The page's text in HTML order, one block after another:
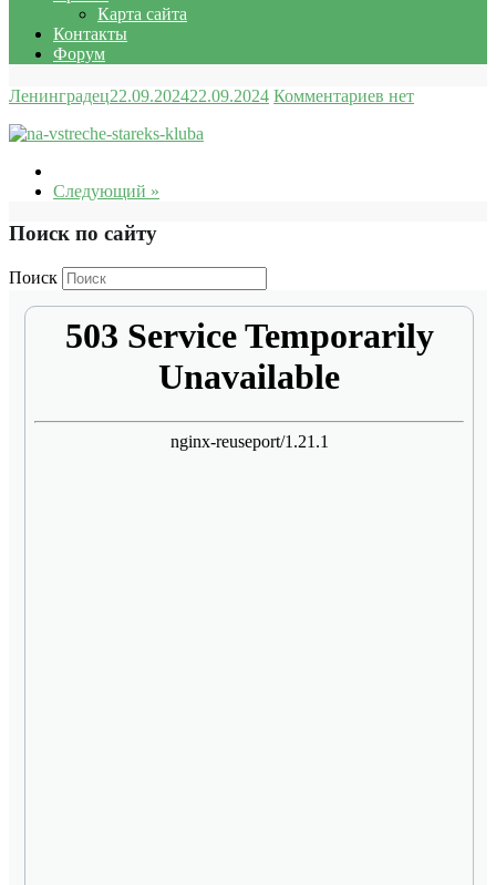
Карта сайта
Контакты
Форум
Ленинградец22.09.202422.09.2024 Комментариев нет
Следующий »
Поиск по сайту
Поиск